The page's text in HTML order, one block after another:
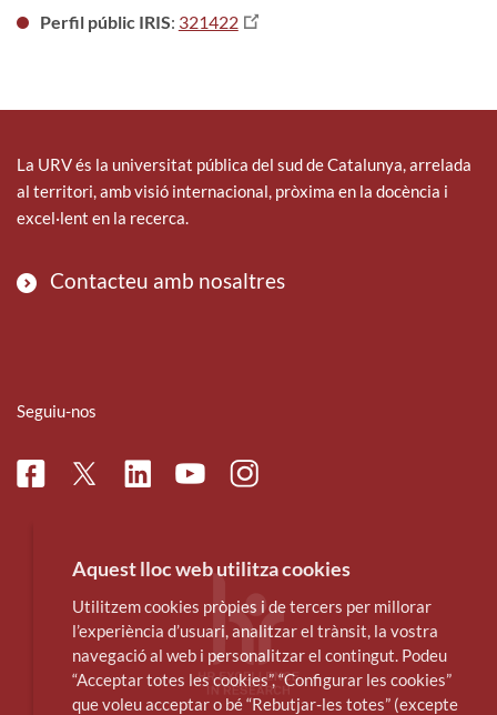
Perfil públic IRIS: 321422
La URV és la universitat pública del sud de Catalunya, arrelada
al territori, amb visió internacional, pròxima en la docència i
excel·lent en la recerca.
Contacteu amb nosaltres
Seguiu-nos
FacebookTwitterLinkedinYoutubeInstagram
Aquest lloc web utilitza cookies
Utilitzem cookies pròpies i de tercers per millorar
l’experiència d’usuari, analitzar el trànsit, la vostra
navegació al web i personalitzar el contingut. Podeu
“Acceptar totes les cookies”, “Configurar les cookies”
que voleu acceptar o bé “Rebutjar-les totes” (excepte